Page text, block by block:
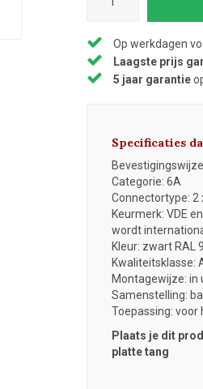
Op werkdagen
Laagste prijs
5 jaar garantie
Specificaties
Categorie: 6A
Connectortype: 2
Keurmerk: VDE
wordt
Kleur: zwart RAL
Kwaliteitsklasse:
Montagewijze: in
Samenstelling:
Toepassing:
Plaats je dit
platte tang